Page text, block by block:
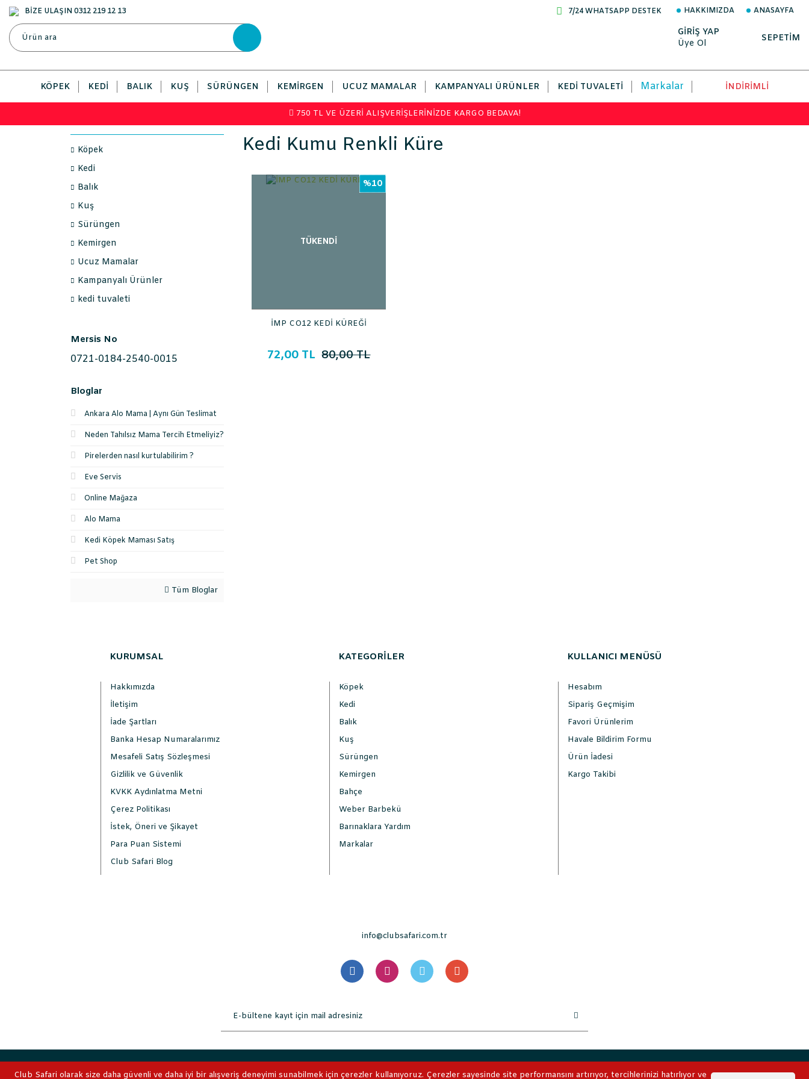
Club Safari olarak size daha güvenli ve daha iyi bir alışveriş deneyimi sunabilmek için çerezler kullanıyoruz. Çerezler sayesinde site performansını artırıyor, tercihlerinizi hatırlıyor ve
BİZE ULAŞIN 0312 219 12 13 7/24 WHATSAPP DESTEK HAKKIMIZDA ANASAYFA
GİRİŞ YAP
Üye Ol
SEPETİM
KÖPEK KEDI BALIK KUŞ SÜRÜNGEN KEMIRGEN UCUZ MAMALAR KAMPANYALI ÜRÜNLER KEDI TUVALETI Markalar İNDİRİMLİ
750 TL VE ÜZERİ ALIŞVERİŞLERİNİZDE KARGO BEDAVA!
Köpek
Kedi
Balık
Kuş
Sürüngen
Kemirgen
Ucuz Mamalar
Kampanyalı Ürünler
kedi tuvaleti
Mersis No
0721-0184-2540-0015
Bloglar
Ankara Alo Mama | Aynı Gün Teslimat
Neden Tahılsız Mama Tercih Etmeliyiz?
Pirelerden nasıl kurtulabilirim ?
Eve Servis
Online Mağaza
Alo Mama
Kedi Köpek Maması Satış
Pet Shop
Tüm Bloglar
Kedi Kumu Renkli Küre
%10
TÜKENDİ
İMP CO12 KEDİ KÜREĞİ
72,00 TL 80,00 TL
KURUMSAL
Hakkımızda
İletişim
İade Şartları
Banka Hesap Numaralarımız
Mesafeli Satış Sözleşmesi
Gizlilik ve Güvenlik
KVKK Aydınlatma Metni
Çerez Politikası
İstek, Öneri ve Şikayet
Para Puan Sistemi
Club Safari Blog
KATEGORİLER
Köpek
Kedi
Balık
Kuş
Sürüngen
Kemirgen
Bahçe
Weber Barbekü
Barınaklara Yardım
Markalar
KULLANICI MENÜSÜ
Hesabım
Sipariş Geçmişim
Favori Ürünlerim
Havale Bildirim Formu
Ürün İadesi
Kargo Takibi
info@clubsafari.com.tr